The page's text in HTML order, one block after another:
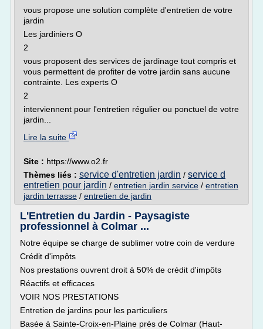
vous propose une solution complète d'entretien de votre
jardin
Les jardiniers O
2
vous proposent des services de jardinage tout compris et
vous permettent de profiter de votre jardin sans aucune
contrainte. Les experts O
2
interviennent pour l'entretien régulier ou ponctuel de votre
jardin...
Lire la suite
Site : https://www.o2.fr
Thèmes liés : service d'entretien jardin / service d
entretien pour jardin / entretien jardin service / entretien
jardin terrasse / entretien de jardin
L'Entretien du Jardin - Paysagiste
professionnel à Colmar ...
Notre équipe se charge de sublimer votre coin de verdure
Crédit d'impôts
Nos prestations ouvrent droit à 50% de crédit d'impôts
Réactifs et efficaces
VOIR NOS PRESTATIONS
Entretien de jardins pour les particuliers
Basée à Sainte-Croix-en-Plaine près de Colmar (Haut-